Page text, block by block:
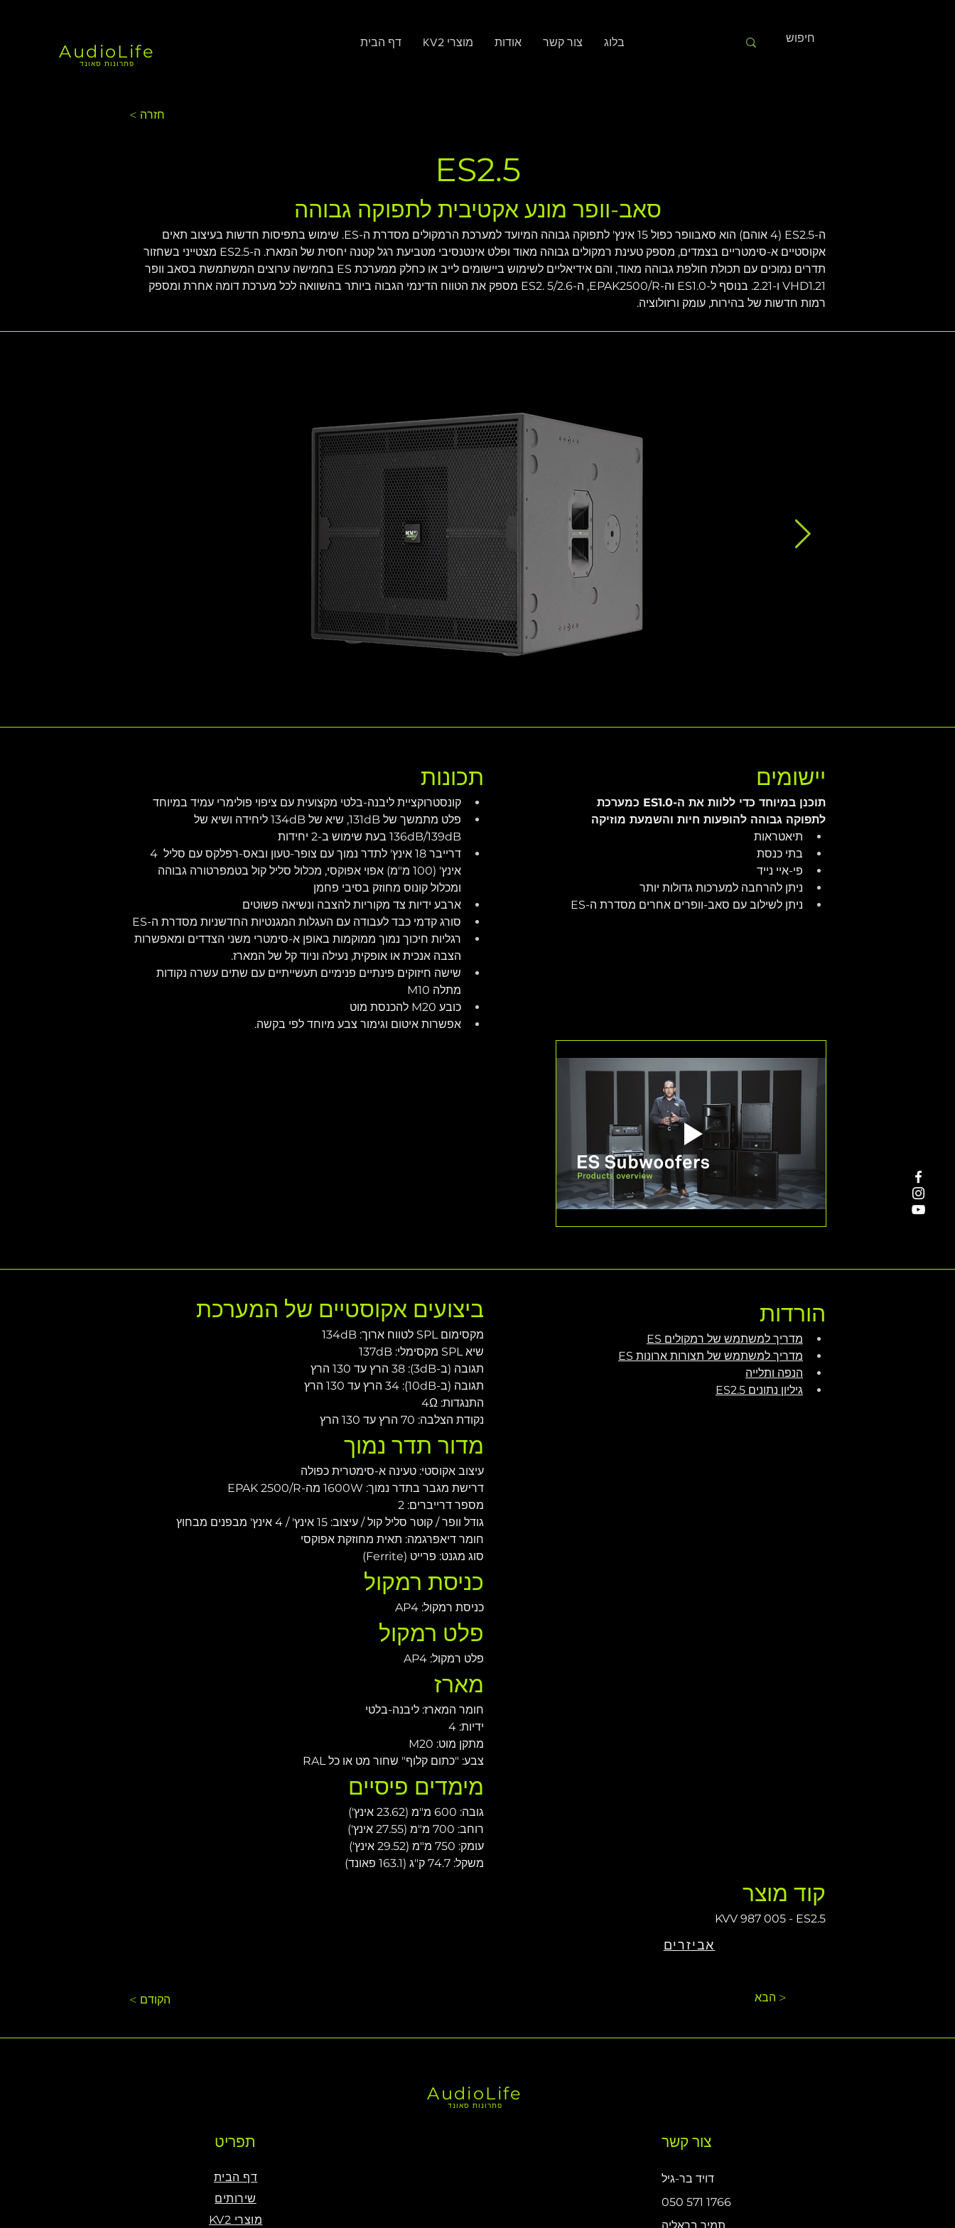
AudioLife
פתרונות סאונד
דף הבית KV2 מוצרי אודות צור קשר בלוג
< חזרה
ES2.5
סאב-וופר מונע אקטיבית לתפוקה גבוהה
ה-ES2.5 (4 אוהם) הוא סאבוופר כפול 15 אינץ' לתפוקה גבוהה המיועד למערכת הרמקולים מסדרת ה-ES. שימוש בתפיסות חדשות בעיצוב תאים
אקוסטיים א-סימטריים בצמדים, מספק טעינת רמקולים גבוהה מאוד ופלט אינטנסיבי מטביעת רגל קטנה יחסית של המארז. ה-ES2.5 מצטייני בשחזור
תדרים נמוכים עם תכולת חולפת גבוהה מאוד, והם אידיאליים לשימוש ביישומים לייב או כחלק ממערכת ES בחמישה ערוצים המשתמשת בסאב וופר
VHD1.21 ו-2.21. בנוסף ל-ES1.0 וה-EPAK2500/R, ה-ES2. 5/2.6 מספק את הטווח הדינמי הגבוה ביותר בהשוואה לכל מערכת דומה אחרת ומספק
רמות חדשות של בהירות, עומק ורזולוציה.
תכונות
קונסטרוקציית ליבנה-בלטי מקצועית עם ציפוי פולימרי עמיד במיוחד
פלט מתמשך של 131dB, שיא של 134dB ליחידה ושיא של
136dB/139dB בעת שימוש ב-2 יחידות
אינץ' (100 מ"מ) אפוי אפוקסי, מכלול סליל קול בטמפרטורה גבוהה
ומכלול קונוס מחוזק בסיבי פחמן
ארבע ידיות צד מקוריות להצבה ונשיאה פשוטים
סורג קדמי כבד לעבודה עם העגלות המגנטיות החדשניות מסדרת ה-ES
רגליות חיכוך נמוך ממוקמות באופן א-סימטרי משני הצדדים ומאפשרות
הצבה אנכית או אופקית, נעילה וניוד קל של המארז.
שישה חיזוקים פינתיים פנימיים תעשייתיים עם שתים עשרה נקודות
מתלה M10
כובע M20 להכנסת מוט
אפשרות איטום וגימור צבע מיוחד לפי בקשה.
יישומים
תוכנן במיוחד כדי ללוות את ה-ES1.0 כמערכת
לתפוקה גבוהה להופעות חיות והשמעת מוזיקה
תיאטראות
בתי כנסת
פי-איי נייד
ניתן להרחבה למערכות גדולות יותר
ניתן לשילוב עם סאב-וופרים אחרים מסדרת ה-ES
ביצועים אקוסטיים של המערכת
מקסימום SPL לטווח ארוך: 134dB
שיא SPL מקסימלי: 137dB
תגובה (ב-3dB): 38 הרץ עד 130 הרץ
תגובה (ב-10dB): 34 הרץ עד 130 הרץ
התנגדות: 4Ω
נקודת הצלבה: 70 הרץ עד 130 הרץ
מדור תדר נמוך
עיצוב אקוסטי: טעינה א-סימטרית כפולה
דרישת מגבר בתדר נמוך: 1600W מה-EPAK 2500/R
מספר דרייברים: 2
גודל וופר / קוטר סליל קול / עיצוב: 15 אינץ' / 4 אינץ' מבפנים מבחוץ
חומר דיאפרגמה: תאית מחוזקת אפוקסי
סוג מגנט: פרייט (Ferrite)
כניסת רמקול
כניסת רמקול: AP4
פלט רמקול
פלט רמקול: AP4
מארז
חומר המארז: ליבנה-בלטי
ידיות: 4
מתקן מוט: M20
צבע: "כתום קלוף" שחור מט או כל RAL
מימדים פיסיים
גובה: 600 מ"מ (23.62 אינץ')
רוחב: 700 מ"מ (27.55 אינץ')
עומק: 750 מ"מ (29.52 אינץ')
משקל: 74.7 ק"ג (163.1 פאונד)
הורדות
מדריך למשתמש של רמקולים ES
מדריך למשתמש של תצורות ארונות ES
הנפה ותלייה
גיליון נתונים ES2.5
קוד מוצר
KVV 987 005 - ES2.5
אביזרים
< הקודם הבא >
AudioLife
פתרונות סאונד
תפריט
דף הבית
שירותים
KV2 מוצרי
צור קשר
דויד בר-גיל
050 571 1766